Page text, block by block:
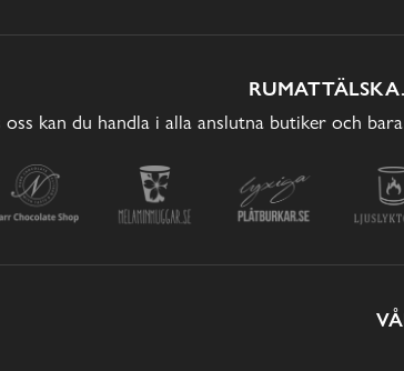
oss kan du handla i alla anslutna butiker och